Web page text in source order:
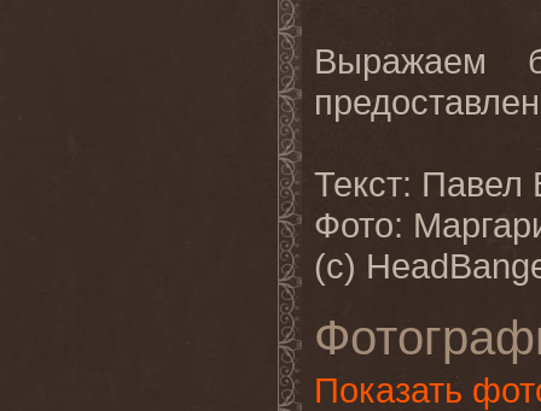
Выражаем
Текст: Павел
Фото:
(с)
Показать